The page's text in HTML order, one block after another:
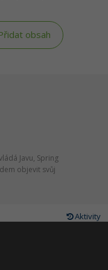
obsah
Javu, Spring
objevit svůj
Aktivity